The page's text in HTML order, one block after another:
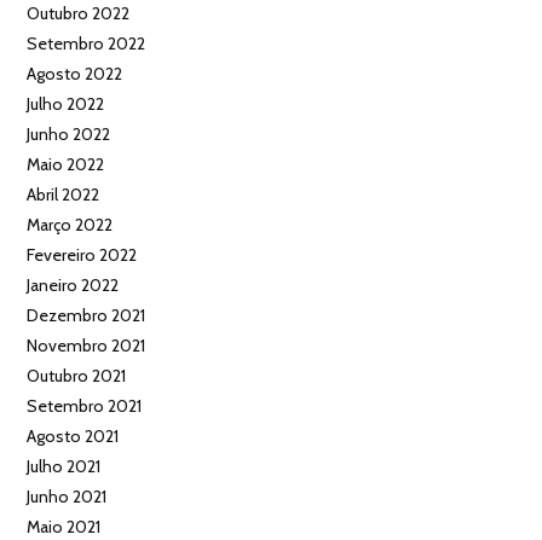
Outubro 2022
Setembro 2022
Agosto 2022
Julho 2022
Junho 2022
Maio 2022
Abril 2022
Março 2022
Fevereiro 2022
Janeiro 2022
Dezembro 2021
Novembro 2021
Outubro 2021
Setembro 2021
Agosto 2021
Julho 2021
Junho 2021
Maio 2021